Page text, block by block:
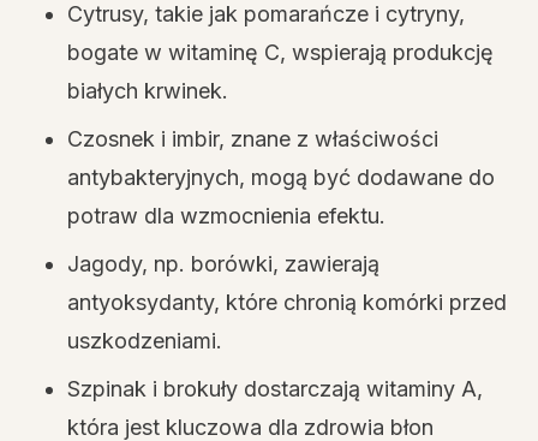
Cytrusy, takie jak pomarańcze i cytryny,
bogate w witaminę C, wspierają produkcję
białych krwinek.
Czosnek i imbir, znane z właściwości
antybakteryjnych, mogą być dodawane do
potraw dla wzmocnienia efektu.
Jagody, np. borówki, zawierają
antyoksydanty, które chronią komórki przed
uszkodzeniami.
Szpinak i brokuły dostarczają witaminy A,
która jest kluczowa dla zdrowia błon